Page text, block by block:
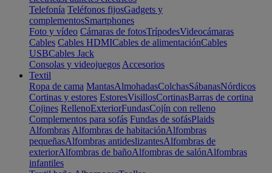
Telefonía Teléfonos fijosGadgets y
complementosSmartphones
Foto y vídeo Cámaras de fotosTrípodesVideocámaras
Cables Cables HDMICables de alimentaciónCables
USBCables Jack
Consolas y videojuegos Accesorios
Textil
Ropa de cama MantasAlmohadasColchasSábanasNórdicos
Cortinas y estores EstoresVisillosCortinasBarras de cortina
Cojines RellenoExteriorFundasCojín con relleno
Complementos para sofás Fundas de sofásPlaids
Alfombras Alfombras de habitaciónAlfombras
pequeñasAlfombras antideslizantesAlfombras de
exteriorAlfombras de bañoAlfombras de salónAlfombras
infantiles